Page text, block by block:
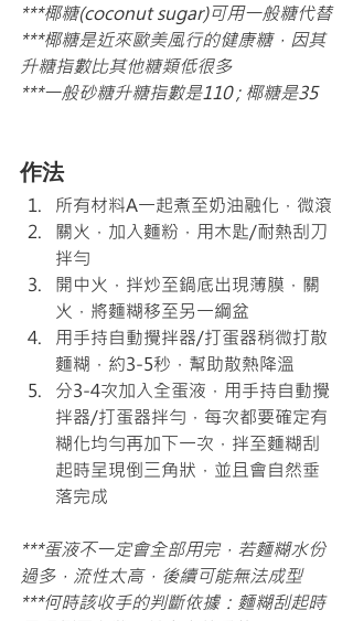
***椰糖(coconut sugar)可用一般糖代替
***椰糖是近來歐美風行的健康糖，因其
升糖指數比其他糖類低很多
***一般砂糖升糖指數是110 ; 椰糖是35
作法
所有材料A一起煮至奶油融化，微滾
關火，加入麵粉，用木匙/耐熱刮刀
拌勻
開中火，拌炒至鍋底出現薄膜，關
火，將麵糊移至另一綱盆
用手持自動攪拌器/打蛋器稍微打散
麵糊，約3-5秒，幫助散熱降溫
分3-4次加入全蛋液，用手持自動攪
拌器/打蛋器拌勻，每次都要確定有
糊化均勻再加下一次，拌至麵糊刮
起時呈現倒三角狀，並且會自然垂
落完成
***蛋液不一定會全部用完，若麵糊水份
過多，流性太高，後續可能無法成型
***何時該收手的判斷依據：麵糊刮起時